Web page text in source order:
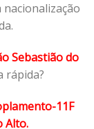
Sebastião do
rápida?
11F
Alto.